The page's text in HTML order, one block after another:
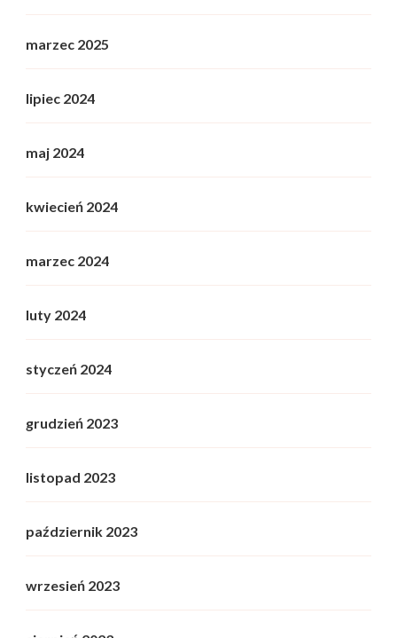
marzec 2025
lipiec 2024
maj 2024
kwiecień 2024
marzec 2024
luty 2024
styczeń 2024
grudzień 2023
listopad 2023
październik 2023
wrzesień 2023